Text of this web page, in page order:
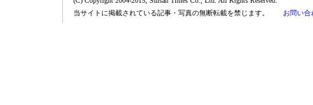
当サイトに掲載されている記事・写真の無断転載を禁じます。 お問い合